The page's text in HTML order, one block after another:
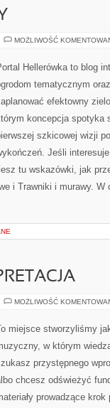
MOŻLIWOŚĆ
Hellerówka to blog
tematycznym
efektowny
koncepcja spotyka
szkicowej wizji
Jeśli
tu wskazówki, jak
i Trawniki i murawy.
MOŻLIWOŚĆ
miejsce stworzyliśmy
w którym
przystępnego
chcesz odświeżyć
prowadzące